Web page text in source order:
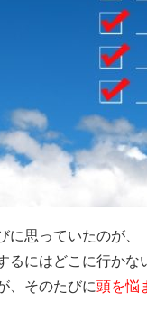
に思っていたのが
るにはどこに行か
、そのたびに頭を悩